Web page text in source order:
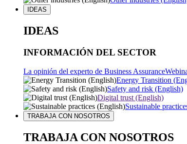
IDEAS
IDEAS
INFORMACIÓN DEL SECTOR
La opinión del experto de Business Assurance
Energy Transition
Safety and risk (English)
Digital trust (English)
Sustainable
TRABAJA CON NOSOTROS
TRABAJA CON NOSOTROS